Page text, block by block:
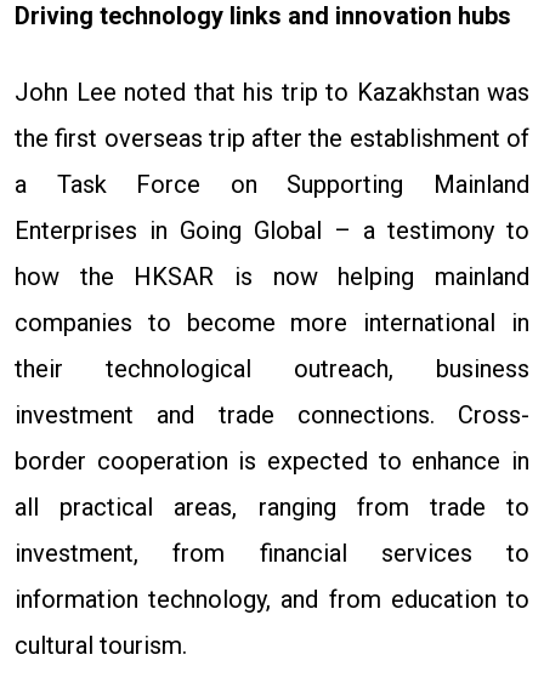
Driving technology links and innovation hubs
John Lee noted that his trip to Kazakhstan was
the first overseas trip after the establishment of
a Task Force on Supporting Mainland
Enterprises in Going Global – a testimony to
how the HKSAR is now helping mainland
companies to become more international in
their technological outreach, business
investment and trade connections. Cross-
border cooperation is expected to enhance in
all practical areas, ranging from trade to
investment, from financial services to
information technology, and from education to
cultural tourism.